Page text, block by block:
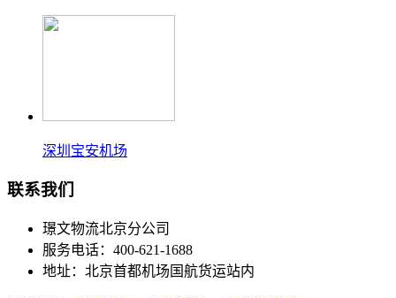
深圳宝安机场
联系我们
璟文物流北京分公司
服务电话：400-621-1688
地址：北京首都机场国航货运站内